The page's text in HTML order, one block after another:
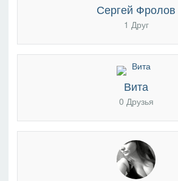
Сергей Фролов
1 Друг
Вита
0 Друзья